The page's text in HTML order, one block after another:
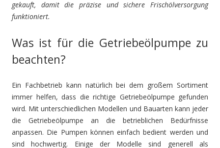
gekauft, damit die präzise und sichere Frischölversorgung
funktioniert.
Was ist für die Getriebeölpumpe zu
beachten?
Ein Fachbetrieb kann natürlich bei dem großem Sortiment
immer helfen, dass die richtige Getriebeölpumpe gefunden
wird. Mit unterschiedlichen Modellen und Bauarten kann jeder
die Getriebeölpumpe an die betrieblichen Bedürfnisse
anpassen. Die Pumpen können einfach bedient werden und
sind hochwertig. Einige der Modelle sind generell als